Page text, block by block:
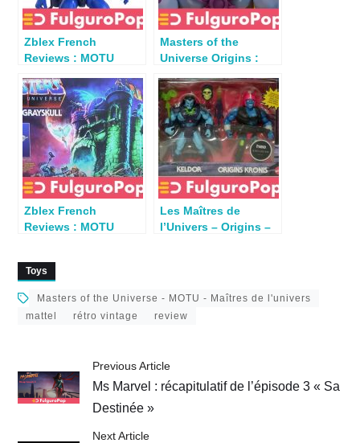
Zblex French
Reviews : MOTU
Masters of the
Universe Origins :
Collection Skeletor
Zblex French
Reviews : MOTU
Les Maîtres de
l’Univers – Origins –
Toys
Masters of the Universe - MOTU - Maîtres de l'univers
mattel
rétro vintage review
Previous Article
Ms Marvel : récapitulatif de l’épisode 3 « Sa
Destinée »
Next Article